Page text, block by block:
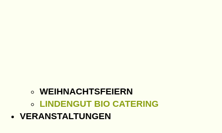
WEIHNACHTSFEIERN
LINDENGUT BIO CATERING
VERANSTALTUNGEN